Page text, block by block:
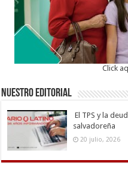
Click
Nuestro Editorial
El TPS y la
salvadoreña
20 julio, 2026